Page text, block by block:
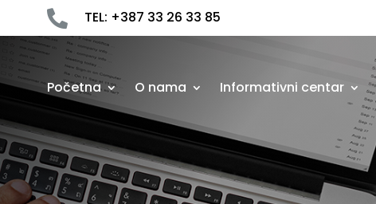
 TEL: +387 33 26 33 85
Početna O nama Informativni centar